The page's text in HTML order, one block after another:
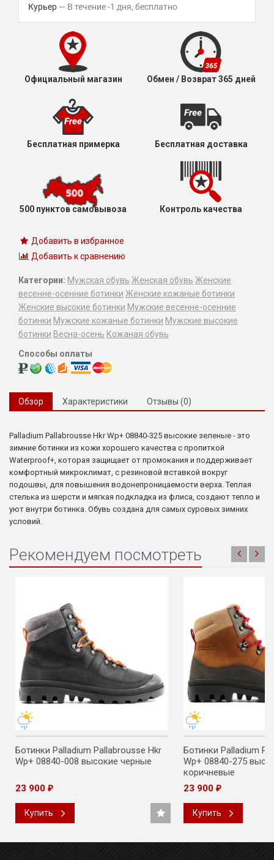
Курьер В течение-1 дня Бесплатно
Официальный магазин Обмен / Возврат 365 дней
Бесплатная примерка Бесплатная доставка
500 пунктов самовывоза Контроль качества
Добавить в избранное
Добавить к сравнению
Категории: Мужская обувь Женская обувь Женские
весенне-осенние ботинки Женские кожаные ботинки
Женские высокие ботинки Мужские весенне-осенние
ботинки Мужские кожаные ботинки Мужские высокие
ботинки Весна-осень Кожаная обувь
Способы оплаты
Обзор Характеристики Отзывы (0)
Palladium Pallabrousse Hkr Wp+ 08840-325 высокие зеленые - это
зимние ботинки из кожи хорошего качества с пропиткой
Waterproof+, которая защищает от промокания и поддерживает
комфортный микроклимат, с резиновой вставкой вокруг
подошвы, для повышения водонепроницаемости верха. Теплая
стелька из шерсти и мягкая подкладка из флиса, создают тепло и
уют внутри ботинка. Обувь создана для самых суровых зимних
условий.
Рекомендуем посмотреть
Ботинки Palladium Pallabrousse Hkr
Wp+ 08840-008 высокие черные
23 900 ₽
Купить
Ботинки Palladium
Wp+ 08840-275
коричневые
23 900 ₽
Купить